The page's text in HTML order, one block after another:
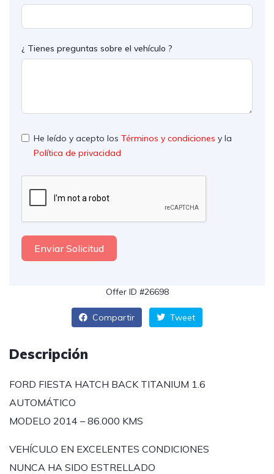
¿ Tienes preguntas sobre el vehículo ?
He leído y acepto los Términos y condiciones y la
Política de privacidad
Enviar Solicitud
Offer ID #26698
Compartir Tweet
Descripción
FORD FIESTA HATCH BACK TITANIUM 1.6
AUTOMÁTICO
MODELO 2014 – 86.000 KMS
VEHÍCULO EN EXCELENTES CONDICIONES
NUNCA HA SIDO ESTRELLADO